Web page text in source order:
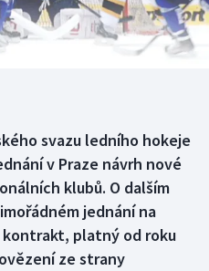
svazu ledního hokeje
v Praze návrh nové
klubů. O dalším
jednání na
kontrakt, platný od roku
ze strany